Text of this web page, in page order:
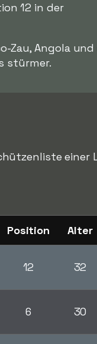
12 in der
Zau, Angola und
stürmer.
einer
Position Alter
12 32
6 30